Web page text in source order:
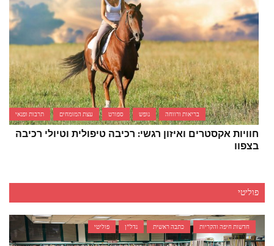
בריאות ורווחה נופש ספורט עצת המומחים תרבות ופנאי
חוויות אקסטרים ואיזון רגשי: רכיבה טיפולית וטיולי רכיבה
בצפון
פוליטי
חדשות חיפה והקריות כתבה ראשית נדל"ן פוליטי